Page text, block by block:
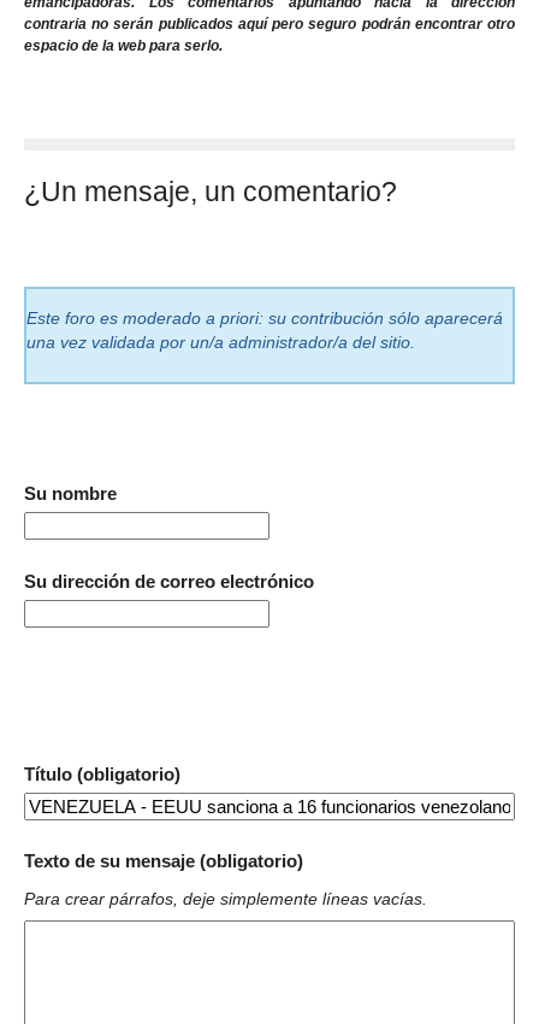
contraria no serán publicados aquí pero seguro podrán encontrar otro
espacio de la web para serlo.
¿Un mensaje, un comentario?
Este foro es moderado a priori: su contribución sólo aparecerá
una vez validada por un/a administrador/a del sitio.
Su nombre
Su dirección de correo electrónico
Título (obligatorio)
Texto de su mensaje (obligatorio)
Para crear párrafos, deje simplemente líneas vacías.